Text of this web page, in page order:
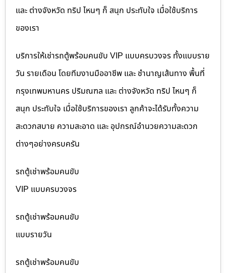
และ ต่างจังหวัด ทริป ไหนๆ ก็ สนุก ประทับใจ เมื่อใช้บริการ
ของเรา
บริการให้เช่ารถตู้พร้อมคนขับ VIP แบบครบวงจร ทั้งแบบราย
วัน รายเดือน โดยทีมงานมืออาชีพ และ ชำนาญเส้นทาง พื้นที่
กรุงเทพมหานคร ปริมณฑล และ ต่างจังหวัด ทริป ไหนๆ ก็
สนุก ประทับใจ เมื่อใช้บริการของเรา ลูกค้าจะได้รับทั้งความ
สะดวกสบาย ความสะอาด และ อุปกรณ์อำนวยความสะดวก
ต่างๆอย่างครบครัน
รถตู้เช่าพร้อมคนขับ
VIP แบบครบวงจร
รถตู้เช่าพร้อมคนขับ
แบบรายวัน
รถตู้เช่าพร้อมคนขับ